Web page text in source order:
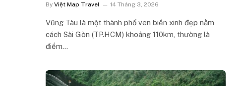
By Việt Map Travel 14 Tháng 3, 2026
Vũng Tàu là một thành phố ven biển xinh đẹp nằm
cách Sài Gòn (TP.HCM) khoảng 110km, thường là
điểm…